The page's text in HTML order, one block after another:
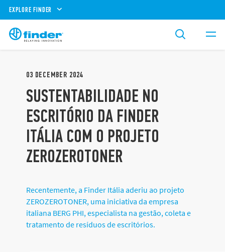
EXPLORE FINDER
03 DECEMBER 2024
SUSTENTABILIDADE NO
ESCRITÓRIO DA FINDER
ITÁLIA COM O PROJETO
ZEROZEROTONER
Recentemente, a Finder Itália aderiu ao projeto
ZEROZEROTONER, uma iniciativa da empresa
italiana BERG PHI, especialista na gestão, coleta e
tratamento de resíduos de escritórios.